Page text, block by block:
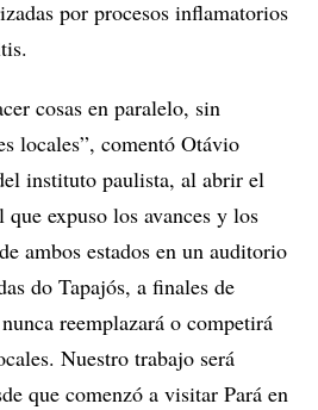
por procesos inflamatorios
cosas en paralelo, sin
locales”, comentó Otávio
instituto paulista, al abrir el
expuso los avances y los
ambos estados en un auditorio
do Tapajós, a finales de
reemplazará o competirá
Nuestro trabajo será
que comenzó a visitar Pará en